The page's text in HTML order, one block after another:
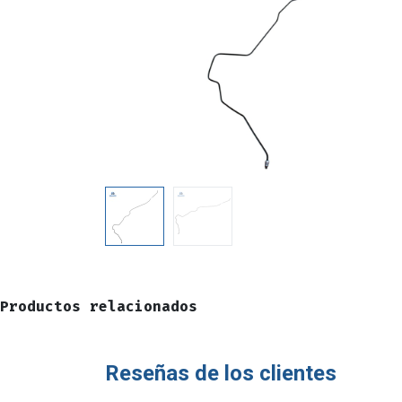
Productos relacionados
Reseñas de los clientes